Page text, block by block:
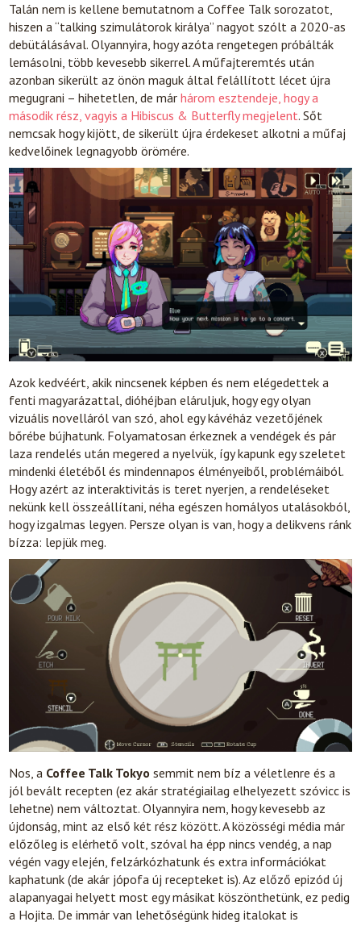
Talán nem is kellene bemutatnom a Coffee Talk sorozatot,
hiszen a “talking szimulátorok királya” nagyot szólt a 2020-as
debütálásával. Olyannyira, hogy azóta rengetegen próbálták
lemásolni, több kevesebb sikerrel. A műfajteremtés után
azonban sikerült az önön maguk által felállított lécet újra
megugrani – hihetetlen, de márhárom esztendeje, hogy a
második rész, vagyis a Hibiscus & Butterfly megjelent. Sőt
nemcsak hogy kijött, de sikerült újra érdekeset alkotni a műfaj
kedvelőinek legnagyobb örömére.
Azok kedvéért, akik nincsenek képben és nem elégedettek a
fenti magyarázattal, dióhéjban eláruljuk, hogy egy olyan
vizuális novelláról van szó, ahol egy kávéház vezetőjének
bőrébe bújhatunk. Folyamatosan érkeznek a vendégek és pár
laza rendelés után megered a nyelvük, így kapunk egy szeletet
mindenki életéből és mindennapos élményeiből, problémáiból.
Hogy azért az interaktivitás is teret nyerjen, a rendeléseket
nekünk kell összeállítani, néha egészen homályos utalásokból,
hogy izgalmas legyen. Persze olyan is van, hogy a delikvens ránk
bízza: lepjük meg.
Nos, a Coffee Talk Tokyo semmit nem bíz a véletlenre és a
jól bevált recepten (ez akár stratégiailag elhelyezett szóvicc is
lehetne) nem változtat. Olyannyira nem, hogy kevesebb az
újdonság, mint az első két rész között. A közösségi média már
előzőleg is elérhető volt, szóval ha épp nincs vendég, a nap
végén vagy elején, felzárkózhatunk és extra információkat
kaphatunk (de akár jópofa új recepteket is). Az előző epizód új
alapanyagai helyett most egy másikat köszönthetünk, ez pedig
a Hojita. De immár van lehetőségünk hideg italokat is